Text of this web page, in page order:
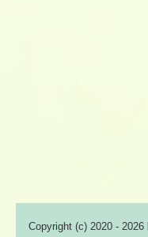
Copyright (c) 2020 -